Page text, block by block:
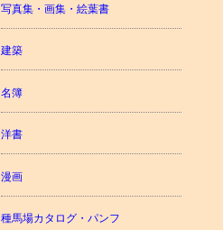
写真集・画集・絵葉書
建築
名簿
洋書
漫画
種馬場カタログ・パンフ